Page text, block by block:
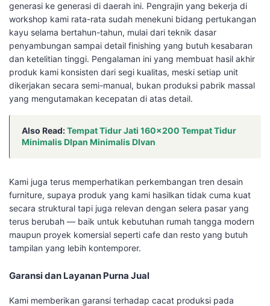
generasi ke generasi di daerah ini. Pengrajin yang bekerja di
workshop kami rata-rata sudah menekuni bidang pertukangan
kayu selama bertahun-tahun, mulai dari teknik dasar
penyambungan sampai detail finishing yang butuh kesabaran
dan ketelitian tinggi. Pengalaman ini yang membuat hasil akhir
produk kami konsisten dari segi kualitas, meski setiap unit
dikerjakan secara semi-manual, bukan produksi pabrik massal
yang mengutamakan kecepatan di atas detail.
Also Read:Tempat Tidur Jati 160×200 Tempat Tidur
Minimalis DIpan Minimalis DIvan
Kami juga terus memperhatikan perkembangan tren desain
furniture, supaya produk yang kami hasilkan tidak cuma kuat
secara struktural tapi juga relevan dengan selera pasar yang
terus berubah — baik untuk kebutuhan rumah tangga modern
maupun proyek komersial seperti cafe dan resto yang butuh
tampilan yang lebih kontemporer.
Garansi dan Layanan Purna Jual
Kami memberikan garansi terhadap cacat produksi pada